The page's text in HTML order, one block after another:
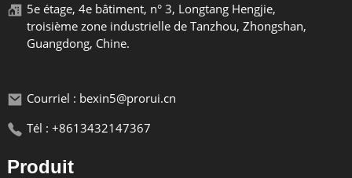
5e étage, 4e bâtiment, n° 3, Longtang Hengjie,
troisième zone industrielle de Tanzhou, Zhongshan,
Guangdong, Chine.
Courriel : bexin5@prorui.cn
Tél : +8613432147367
Produit